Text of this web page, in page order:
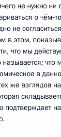
не нужно ни
о
не
в этом,
что мы
называется; что
в
же взглядов
подтверждает